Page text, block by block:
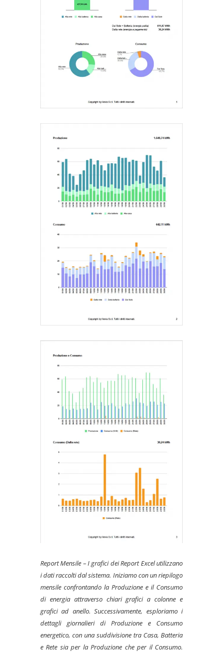
Report Mensile – I grafici dei Report Excel utilizzano
i dati raccolti dal sistema. Iniziamo con un riepilogo
mensile confrontando la Produzione e il Consumo
di energia attraverso chiari grafici a colonne e
grafici ad anello. Successivamente, esploriamo i
dettagli giornalieri di Produzione e Consumo
energetico, con una suddivisione tra Casa, Batteria
e Rete sia per la Produzione che per il Consumo.